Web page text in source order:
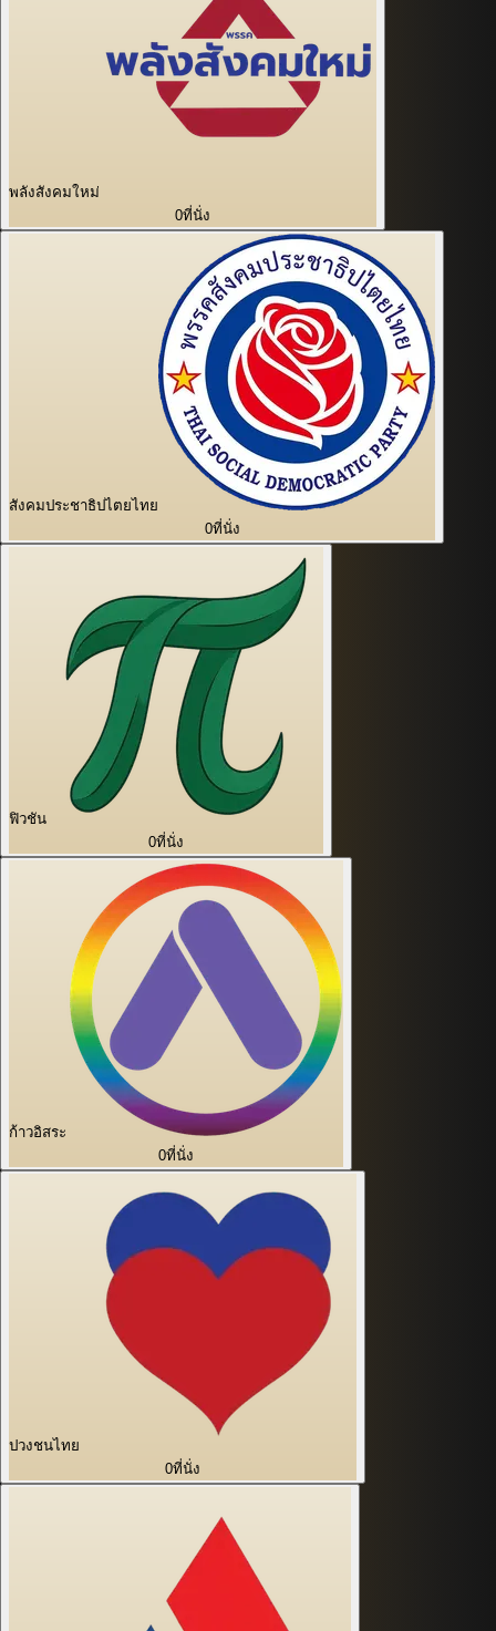
พลังสังคมใหม่
0ที่นั่ง
สังคมประชาธิปไตยไทย
0ที่นั่ง
ฟิวชัน
0ที่นั่ง
ก้าวอิสระ
0ที่นั่ง
ปวงชนไทย
0ที่นั่ง